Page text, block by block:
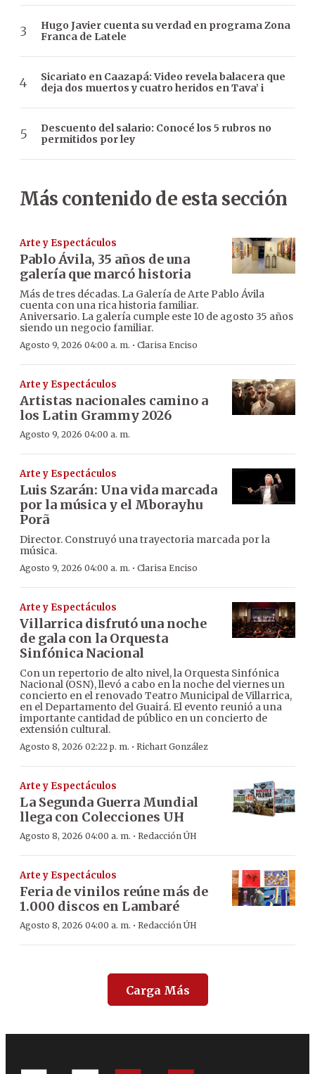
Hugo Javier cuenta su verdad en programa Zona
Franca de Latele
Sicariato en Caazapá: Video revela balacera que
deja dos muertos y cuatro heridos en Tava’ i
Descuento del salario: Conocé los 5 rubros no
permitidos por ley
Más contenido de esta sección
Arte y Espectáculos
Pablo Ávila, 35 años de una
galería que marcó historia
Más de tres décadas. La Galería de Arte Pablo Ávila
cuenta con una rica historia familiar.
Aniversario. La galería cumple este 10 de agosto 35 años
siendo un negocio familiar.
Agosto 9, 2026 04:00 a. m. · Clarisa Enciso
Arte y Espectáculos
Artistas nacionales camino a
los Latin Grammy 2026
Agosto 9, 2026 04:00 a. m.
Arte y Espectáculos
Luis Szarán: Una vida marcada
por la música y el Mborayhu
Porã
Director. Construyó una trayectoria marcada por la
música.
Agosto 9, 2026 04:00 a. m. · Clarisa Enciso
Arte y Espectáculos
Villarrica disfrutó una noche
de gala con la Orquesta
Sinfónica Nacional
Con un repertorio de alto nivel, la Orquesta Sinfónica
Nacional (OSN), llevó a cabo en la noche del viernes un
concierto en el renovado Teatro Municipal de Villarrica,
en el Departamento del Guairá. El evento reunió a una
importante cantidad de público en un concierto de
extensión cultural.
Agosto 8, 2026 02:22 p. m. · Richart González
Arte y Espectáculos
La Segunda Guerra Mundial
llega con Colecciones UH
Agosto 8, 2026 04:00 a. m. · Redacción ÚH
Arte y Espectáculos
Feria de vinilos reúne más de
1.000 discos en Lambaré
Agosto 8, 2026 04:00 a. m. · Redacción ÚH
Carga Más